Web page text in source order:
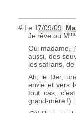
# Le 17/09/09,
Je rêve ou Mme
Oui madame,
aussi, des
les safrans, de
Ah, le Der,
envie et vers
tout cas,
grand-mère !)